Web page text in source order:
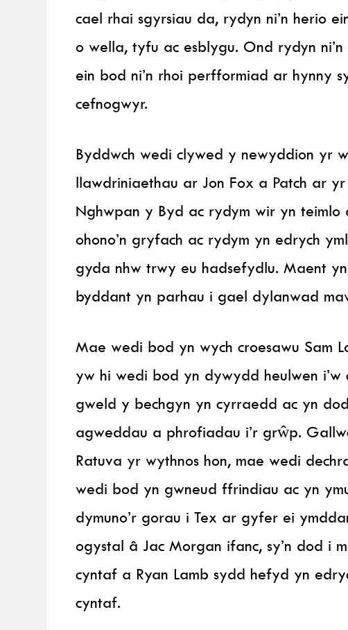
cael rhai sgyrsiau da, rydyn ni’n herio
o wella, tyfu ac esblygu. Ond rydyn
ein bod ni’n rhoi perfformiad ar hynny
cefnogwyr.
Byddwch wedi clywed y newyddion yr
llawdriniaethau ar Jon Fox a Patch ar
Nghwpan y Byd ac rydym wir yn
ohono’n gryfach ac rydym yn edrych
gyda nhw trwy eu hadsefydlu. Maent
byddant yn parhau i gael dylanwad
Mae wedi bod yn wych croesawu Sam
yw hi wedi bod yn dywydd heulwen i’w
gweld y bechgyn yn cyrraedd ac yn
agweddau a phrofiadau i’r grŵp.
Ratuva yr wythnos hon, mae wedi
wedi bod yn gwneud ffrindiau ac yn
dymuno’r gorau i Tex ar gyfer ei
ogystal â Jac Morgan ifanc, sy’n dod i
cyntaf a Ryan Lamb sydd hefyd yn
cyntaf.